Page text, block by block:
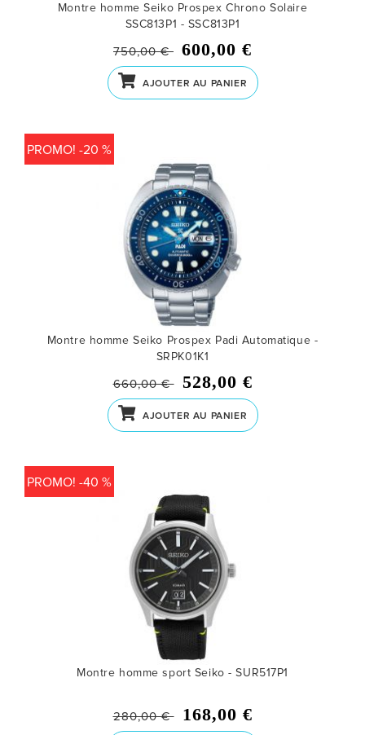
Montre homme Seiko Prospex Chrono Solaire
SSC813P1 - SSC813P1
750,00 € 600,00 €
AJOUTER AU PANIER
PROMO! -20 %
Montre homme Seiko Prospex Padi Automatique -
SRPK01K1
660,00 € 528,00 €
AJOUTER AU PANIER
PROMO! -40 %
Montre homme sport Seiko - SUR517P1
280,00 € 168,00 €